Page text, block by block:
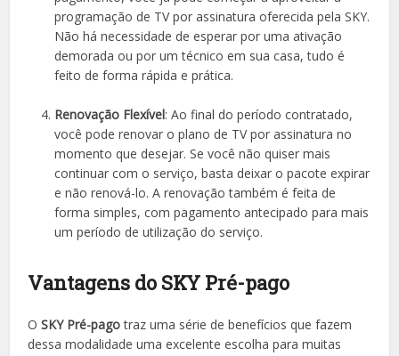
programação de TV por assinatura oferecida pela SKY.
Não há necessidade de esperar por uma ativação
demorada ou por um técnico em sua casa, tudo é
feito de forma rápida e prática.
Renovação Flexível: Ao final do período contratado,
você pode renovar o plano de TV por assinatura no
momento que desejar. Se você não quiser mais
continuar com o serviço, basta deixar o pacote expirar
e não renová-lo. A renovação também é feita de
forma simples, com pagamento antecipado para mais
um período de utilização do serviço.
Vantagens do SKY Pré-pago
OSKY Pré-pagotraz uma série de benefícios que fazem
dessa modalidade uma excelente escolha para muitas